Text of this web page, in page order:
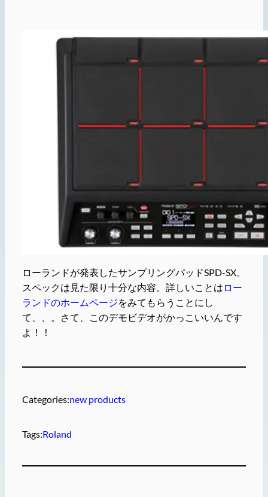
ローランドが発表したサンプリングパッドSPD-SX。
スペックは見た限り十分な内容。詳しいことは ロー
ランドのホームページをみてもらうことにし
て、、。さて、このデモビデオがかっこいいんです
よ！！
Categories:new products
Tags:Roland